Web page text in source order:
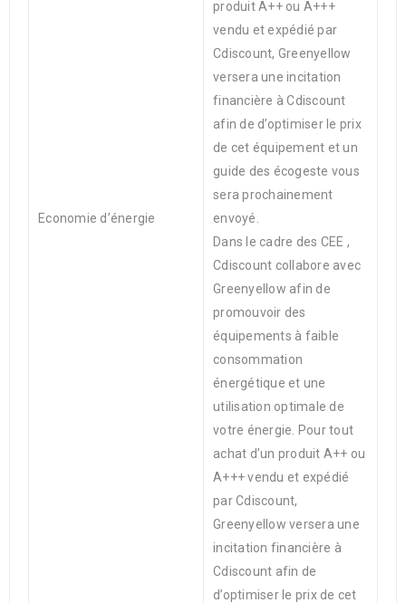
Economie d’énergie
produit A++ ou A+++
vendu et expédié par
Cdiscount, Greenyellow
versera une incitation
financière à Cdiscount
afin de d’optimiser le prix
de cet équipement et un
guide des écogeste vous
sera prochainement
envoyé.
Dans le cadre des CEE ,
Cdiscount collabore avec
Greenyellow afin de
promouvoir des
équipements à faible
consommation
énergétique et une
utilisation optimale de
votre énergie. Pour tout
achat d’un produit A++ ou
A+++ vendu et expédié
par Cdiscount,
Greenyellow versera une
incitation financière à
Cdiscount afin de
d’optimiser le prix de cet